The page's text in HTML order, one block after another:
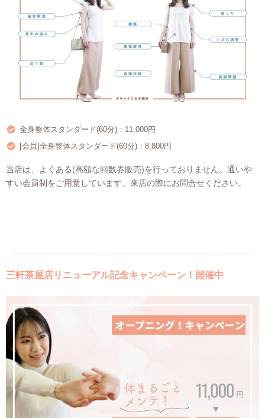
全身整体スタンダード(60分)：11,000円
[会員]全身整体スタンダード(60分)：8,800円
当店は、よくある(高額な回数券販売)を行っておりません。通いや
すい会員制をご用意しています。来店の際にお問合せください。
三軒茶屋店リニューアル記念キャンペーン！開催中